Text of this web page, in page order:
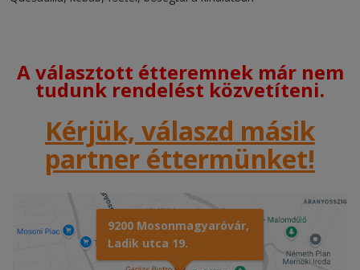
A választott étteremnek már nem
tudunk rendelést közvetíteni.
Kérjük, válaszd másik
partner éttermünket!
9200 Mosonmagyaróvár,
Ladik utca 19.